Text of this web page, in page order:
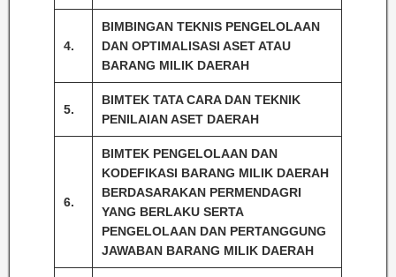
4.
BIMBINGAN TEKNIS PENGELOLAAN
DAN OPTIMALISASI ASET ATAU
BARANG MILIK DAERAH
5.
BIMTEK TATA CARA DAN TEKNIK
PENILAIAN ASET DAERAH
6.
BIMTEK PENGELOLAAN DAN
KODEFIKASI BARANG MILIK DAERAH
BERDASARAKAN PERMENDAGRI
YANG BERLAKU SERTA
PENGELOLAAN DAN PERTANGGUNG
JAWABAN BARANG MILIK DAERAH